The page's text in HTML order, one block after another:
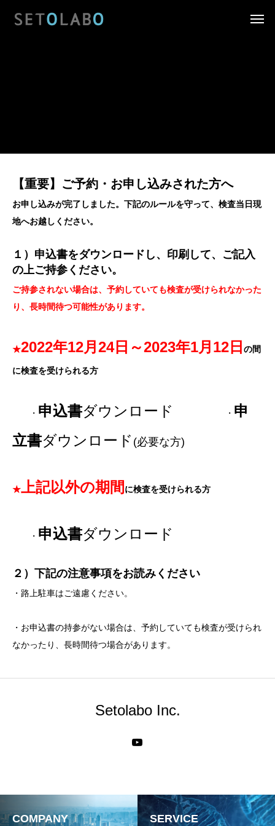
【重要】ご予約・お申し込みされた方へ
お申し込みが完了しました。下記のルールを守って、検査当日現
地へお越しください。
１）申込書をダウンロードし、印刷して、ご記入
の上ご持参ください。
ご持参されない場合は、予約していても検査が受けられなかった
り、長時間待つ可能性があります。
★2022年12月24日～2023年1月12日 の間
に検査を受けられる方
・ 申込書ダウンロード ・ 申
立書ダウンロード (必要な方)
★上記以外の期間 に検査を受けられる方
・ 申込書ダウンロード
２ ）下記の注意事項をお読みください
・路上駐車はご遠慮ください。
・お申込書の持参がない場合は、予約していても検査が受けられ
なかったり、長時間待つ場合があります。
Setolabo Inc.
COMPANY SERVICE